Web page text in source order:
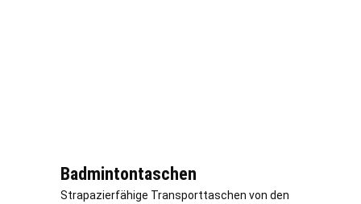
Badmintontaschen
Strapazierfähige Transporttaschen von den